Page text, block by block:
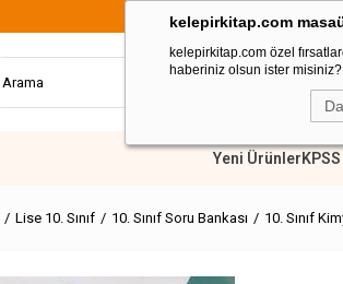
kelepirkitap.com
kelepirkitap.com özel
haberiniz olsun ister misiniz?
899 TL Üzeri Alışverişlerde Kargo
Yeni Ürünler
Lise 10. Sınıf 10. Sınıf Soru Bankası 10. Sınıf